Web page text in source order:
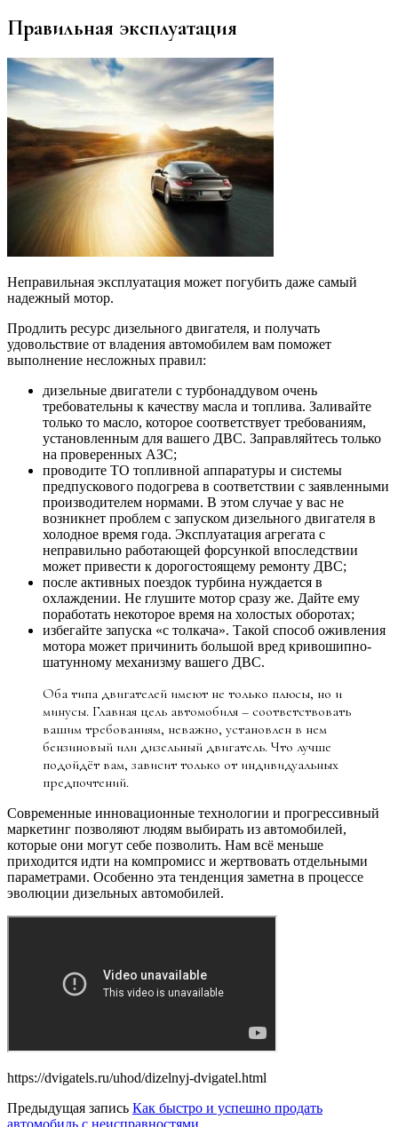
Правильная эксплуатация
Неправильная эксплуатация может погубить даже самый
надежный мотор.
Продлить ресурс дизельного двигателя, и получать
удовольствие от владения автомобилем вам поможет
выполнение несложных правил:
дизельные двигатели с турбонаддувом очень
требовательны к качеству масла и топлива. Заливайте
только то масло, которое соответствует требованиям,
установленным для вашего ДВС. Заправляйтесь только
на проверенных АЗС;
проводите ТО топливной аппаратуры и системы
предпускового подогрева в соответствии с заявленными
производителем нормами. В этом случае у вас не
возникнет проблем с запуском дизельного двигателя в
холодное время года. Эксплуатация агрегата с
неправильно работающей форсункой впоследствии
может привести к дорогостоящему ремонту ДВС;
после активных поездок турбина нуждается в
охлаждении. Не глушите мотор сразу же. Дайте ему
поработать некоторое время на холостых оборотах;
избегайте запуска «с толкача». Такой способ оживления
мотора может причинить большой вред кривошипно-
шатунному механизму вашего ДВС.
Оба типа двигателей имеют не только плюсы, но и
минусы. Главная цель автомобиля – соответствовать
вашим требованиям, неважно, установлен в нем
бензиновый или дизельный двигатель. Что лучше
подойдёт вам, зависит только от индивидуальных
предпочтений.
Современные инновационные технологии и прогрессивный
маркетинг позволяют людям выбирать из автомобилей,
которые они могут себе позволить. Нам всё меньше
приходится идти на компромисс и жертвовать отдельными
параметрами. Особенно эта тенденция заметна в процессе
эволюции дизельных автомобилей.
https://dvigatels.ru/uhod/dizelnyj-dvigatel.html
Предыдущая запись Как быстро и успешно продать